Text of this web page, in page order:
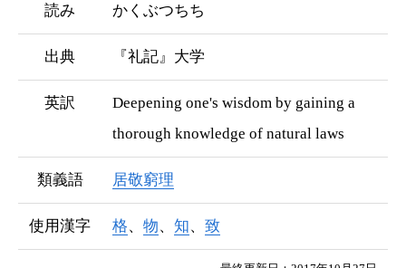
読み かくぶつちち
出典 『礼記』大学
英訳
Deepening one's wisdom by gaining a
thorough knowledge of natural laws
類義語 居敬窮理
使用漢字 格、 物、 知、 致